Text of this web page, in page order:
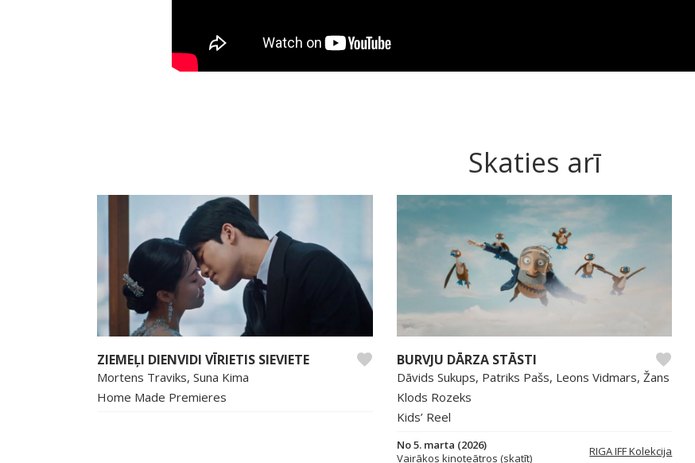
Skaties arī
ZIEMEĻI DIENVIDI VĪRIETIS SIEVIETE
Mortens Traviks, Suna Kima
Home Made Premieres
BURVJU DĀRZA STĀSTI
Dāvids Sukups, Patriks Pašs, Leons Vidmars, Žans
Klods Rozeks
Kids’ Reel
No 5. marta (2026)
Vairākos kinoteātros (skatīt) RIGA IFF Kolekcija